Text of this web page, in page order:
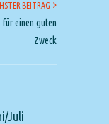
BEITRAG
für einen guten
Zweck
Juli